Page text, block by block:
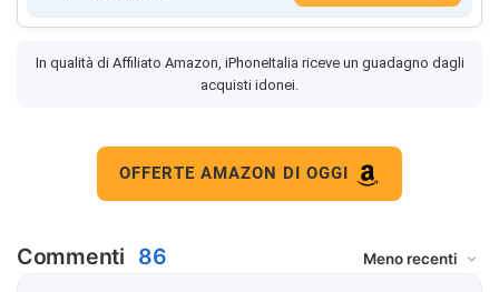
In qualità di Affiliato Amazon, iPhoneItalia riceve un guadagno dagli
acquisti idonei.
OFFERTE AMAZON DI OGGI
Commenti 86